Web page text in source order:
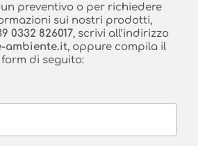
preventivo o per richiedere
sui nostri prodotti,
0332 826017, scrivi all’indirizzo
ambiente.it, oppure compila il
form di seguito: